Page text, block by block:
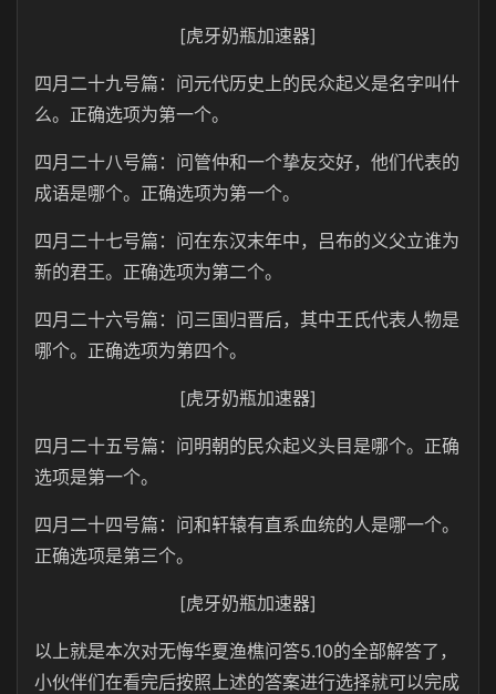
[虎牙奶瓶加速器]
四月二十九号篇：问元代历史上的民众起义是名字叫什
么。正确选项为第一个。
四月二十八号篇：问管仲和一个挚友交好，他们代表的
成语是哪个。正确选项为第一个。
四月二十七号篇：问在东汉末年中，吕布的义父立谁为
新的君王。正确选项为第二个。
四月二十六号篇：问三国归晋后，其中王氏代表人物是
哪个。正确选项为第四个。
[虎牙奶瓶加速器]
四月二十五号篇：问明朝的民众起义头目是哪个。正确
选项是第一个。
四月二十四号篇：问和轩辕有直系血统的人是哪一个。
正确选项是第三个。
[虎牙奶瓶加速器]
以上就是本次对无悔华夏渔樵问答5.10的全部解答了，
小伙伴们在看完后按照上述的答案进行选择就可以完成